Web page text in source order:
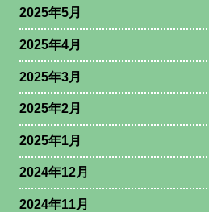
2025年5月
2025年4月
2025年3月
2025年2月
2025年1月
2024年12月
2024年11月